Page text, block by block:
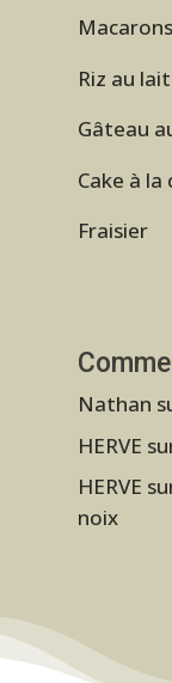
Riz au lait
Gâteau
Cake à
Fraisier
Nathan
HERVE
HERVE
noix